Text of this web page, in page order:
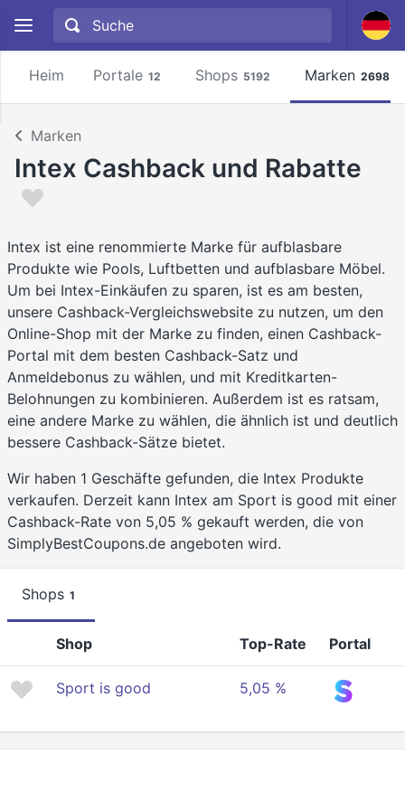
Heim Portale 12 Shops 5192 Marken 2698
Marken
Intex Cashback und Rabatte
Intex ist eine renommierte Marke für aufblasbare
Produkte wie Pools, Luftbetten und aufblasbare Möbel.
Um bei Intex-Einkäufen zu sparen, ist es am besten,
unsere Cashback-Vergleichswebsite zu nutzen, um den
Online-Shop mit der Marke zu finden, einen Cashback-
Portal mit dem besten Cashback-Satz und
Anmeldebonus zu wählen, und mit Kreditkarten-
Belohnungen zu kombinieren. Außerdem ist es ratsam,
eine andere Marke zu wählen, die ähnlich ist und deutlich
bessere Cashback-Sätze bietet.
Wir haben 1 Geschäfte gefunden, die Intex Produkte
verkaufen. Derzeit kann Intex am Sport is good mit einer
Cashback-Rate von 5,05 % gekauft werden, die von
SimplyBestCoupons.de angeboten wird.
Shops 1
Shop Top-Rate Portal
Sport is good 5,05 %